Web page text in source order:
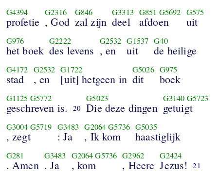
G4394
profetie
G2316
, God
G846
zal zijn
G3313
deel
G851 G5692
afdoen
G575
uit
G976
het boek
G2222
des levens
G2532
, en
G1537
uit
G40
de heilige
G4172
stad
G2532
, en
G1722
[uit] hetgeen in
G5026
dit
G975
boek
G1125 G5772
geschreven is. 20
G5023
Die deze dingen
G3140 G5723
getuigt
G3004 G5719
, zegt
G3483
: Ja
G2064G5736
, Ik kom
G5035
haastiglijk
G281
. Amen
G3483
. Ja
G2064 G5736
, kom
G2962
, Heere
G2424
Jezus! 21